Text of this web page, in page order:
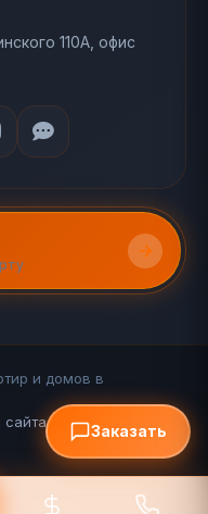
110А, офис
и домов в
(110 стр.)
FAQ
Заказать